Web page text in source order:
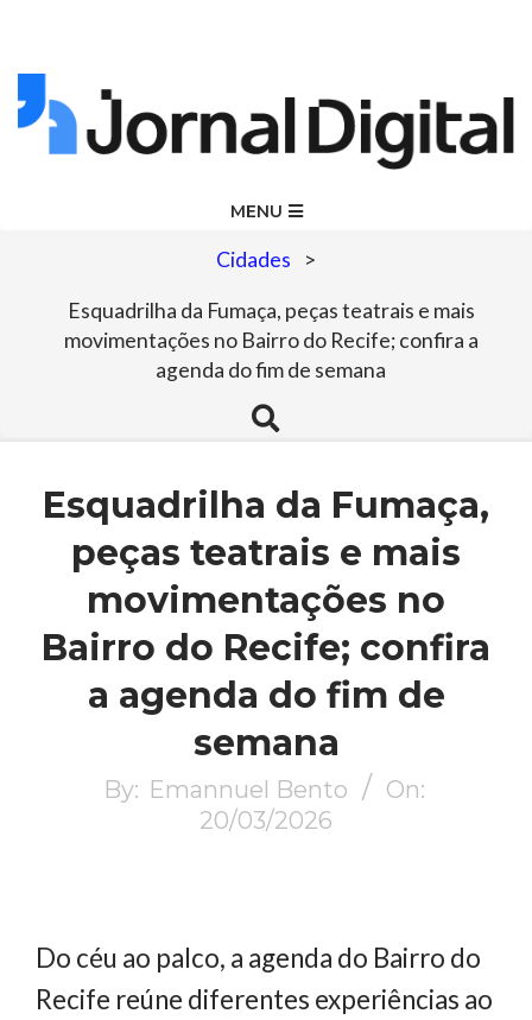
Skip
to
Jornal
Digital
MENU
Cidades >
Esquadrilha da Fumaça, peças teatrais e mais
movimentações no Bairro do Recife; confira a
agenda do fim de semana
Search
Esquadrilha da Fumaça,
peças teatrais e mais
movimentações no
Bairro do Recife; confira
a agenda do fim de
semana
By: Emannuel Bento
On:
20/03/2026
Do céu ao palco, a agenda do Bairro do
Recife reúne diferentes experiências ao